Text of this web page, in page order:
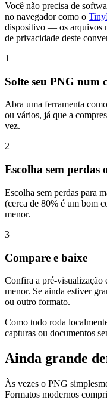
Você não precisa de
no navegador como o
dispositivo — os arquivos
de privacidade deste
1
Solte seu PNG num
Abra uma ferramenta
ou vários, já que a
vez.
2
Escolha sem
Escolha sem perdas para
(cerca de 80% é um bom
menor.
3
Compare e baixe
Confira a pré-visualização
menor. Se ainda estiver
ou outro formato.
Como tudo roda
capturas ou documentos
Ainda grande
Às vezes o PNG
Formatos modernos